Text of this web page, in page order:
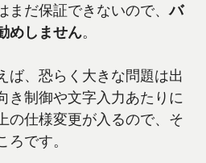
まだ保証できないので、バ
めしません。
ば、恐らく大きな問題は出
き制御や文字入力あたりに
の仕様変更が入るので、そ
です。